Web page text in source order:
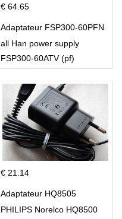
€ 64.65
Adaptateur FSP300-60PFN
all Han power supply
FSP300-60ATV (pf)
€ 21.14
Adaptateur HQ8505
PHILIPS Norelco HQ8500